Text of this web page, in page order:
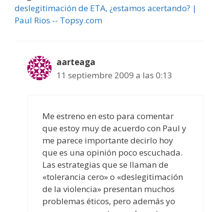
deslegitimación de ETA, ¿estamos acertando? |
Paul Rios -- Topsy.com
aarteaga
11 septiembre 2009 a las 0:13
Me estreno en esto para comentar
que estoy muy de acuerdo con Paul y
me parece importante decirlo hoy
que es una opinión poco escuchada.
Las estrategias que se llaman de
«tolerancia cero» o «deslegitimación
de la violencia» presentan muchos
problemas éticos, pero además yo